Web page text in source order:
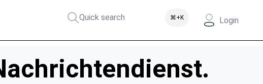
Quick search ⌘+K Login